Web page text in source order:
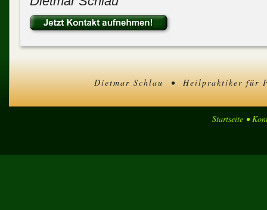
Dietmar Schlau • Heilpraktiker für
Startseite•